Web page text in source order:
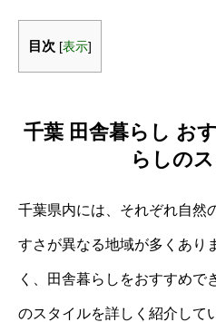
目次 [表示]
千葉 田舎暮らし お
らしの
千葉県内には、それぞれ自然
すさが異なる地域が多くあり
く、田舎暮らしをおすすめで
のスタイルを詳しく紹介して